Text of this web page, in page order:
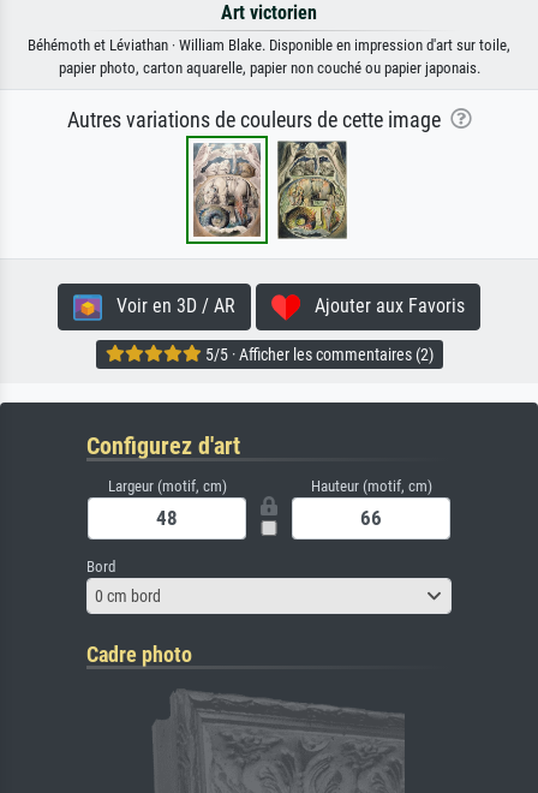
Art victorien
Béhémoth et Léviathan · William Blake. Disponible en impression d'art sur toile,
papier photo, carton aquarelle, papier non couché ou papier japonais.
Autres variations de couleurs de cette image
Voir en 3D / AR Ajouter aux Favoris
5/5 · Afficher les commentaires (2)
Configurez d'art
Largeur (motif, cm) Hauteur (motif, cm)
Bord
0 cm bord
Cadre photo